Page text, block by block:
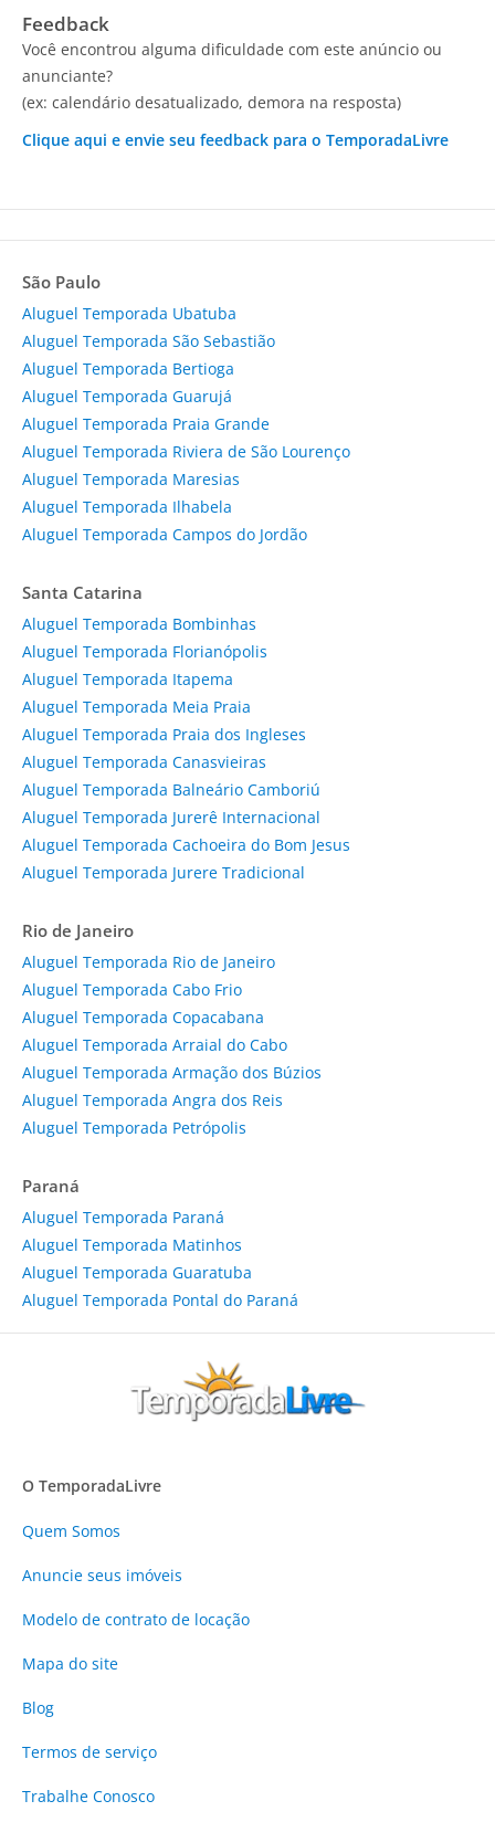
Feedback
Você encontrou alguma dificuldade com este anúncio ou
anunciante?
(ex: calendário desatualizado, demora na resposta)
Clique aqui e envie seu feedback para o TemporadaLivre
São Paulo
Aluguel Temporada Ubatuba
Aluguel Temporada São Sebastião
Aluguel Temporada Bertioga
Aluguel Temporada Guarujá
Aluguel Temporada Praia Grande
Aluguel Temporada Riviera de São Lourenço
Aluguel Temporada Maresias
Aluguel Temporada Ilhabela
Aluguel Temporada Campos do Jordão
Santa Catarina
Aluguel Temporada Bombinhas
Aluguel Temporada Florianópolis
Aluguel Temporada Itapema
Aluguel Temporada Meia Praia
Aluguel Temporada Praia dos Ingleses
Aluguel Temporada Canasvieiras
Aluguel Temporada Balneário Camboriú
Aluguel Temporada Jurerê Internacional
Aluguel Temporada Cachoeira do Bom Jesus
Aluguel Temporada Jurere Tradicional
Rio de Janeiro
Aluguel Temporada Rio de Janeiro
Aluguel Temporada Cabo Frio
Aluguel Temporada Copacabana
Aluguel Temporada Arraial do Cabo
Aluguel Temporada Armação dos Búzios
Aluguel Temporada Angra dos Reis
Aluguel Temporada Petrópolis
Paraná
Aluguel Temporada Paraná
Aluguel Temporada Matinhos
Aluguel Temporada Guaratuba
Aluguel Temporada Pontal do Paraná
O TemporadaLivre
Quem Somos
Anuncie seus imóveis
Modelo de contrato de locação
Mapa do site
Blog
Termos de serviço
Trabalhe Conosco